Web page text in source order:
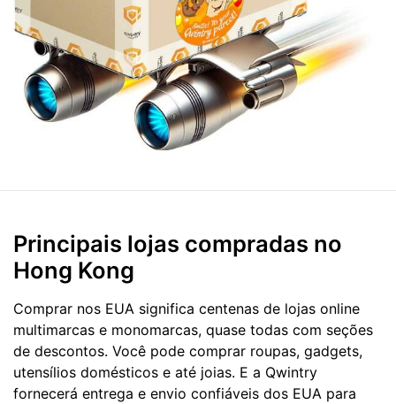
Principais lojas compradas no
Hong Kong
Comprar nos EUA significa centenas de lojas online
multimarcas e monomarcas, quase todas com seções
de descontos. Você pode comprar roupas, gadgets,
utensílios domésticos e até joias. E a Qwintry
fornecerá entrega e envio confiáveis dos EUA para